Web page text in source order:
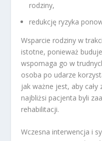
rodziny,
redukcję ryzyka
Wsparcie rodziny w
istotne, ponieważ
wspomaga go w
osoba po udarze
jak ważne jest, aby
najbliżsi pacjenta byli
rehabilitacji.
Wczesna interwencja i